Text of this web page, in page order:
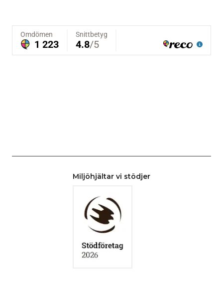
Miljöhjältar vi stödjer